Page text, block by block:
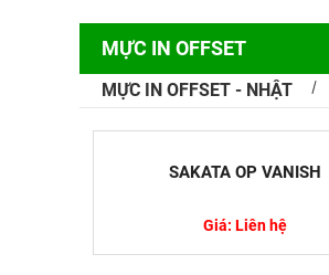
MỰC IN OFFSET
MỰC IN OFFSET - NHẬT
SAKATA OP VANISH
Giá: Liên hệ